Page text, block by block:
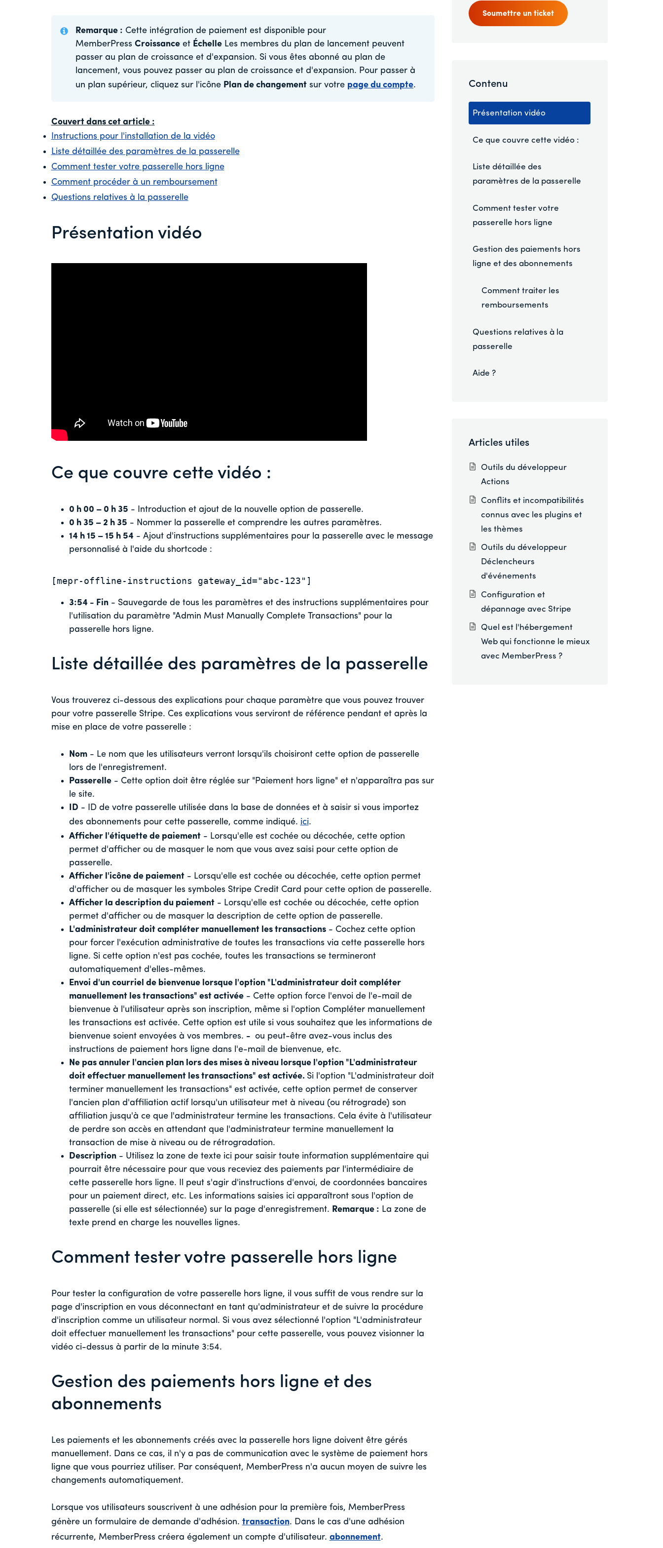
Remarque : Cette intégration de paiement est disponible pour
MemberPress Croissance et Échelle Les membres du plan de lancement peuvent
passer au plan de croissance et d'expansion. Si vous êtes abonné au plan de
lancement, vous pouvez passer au plan de croissance et d'expansion. Pour passer à
un plan supérieur, cliquez sur l'icône Plan de changement sur votre page du compte.
Couvert dans cet article :
Instructions pour l'installation de la vidéo
Liste détaillée des paramètres de la passerelle
Comment tester votre passerelle hors ligne
Comment procéder à un remboursement
Questions relatives à la passerelle
Présentation vidéo
Ce que couvre cette vidéo :
0 h 00 – 0 h 35 - Introduction et ajout de la nouvelle option de passerelle.
0 h 35 – 2 h 35 - Nommer la passerelle et comprendre les autres paramètres.
14 h 15 – 15 h 54 - Ajout d'instructions supplémentaires pour la passerelle avec le message
personnalisé à l'aide du shortcode :
[mepr-offline-instructions gateway_id="abc-123"]
3:54 - Fin- Sauvegarde de tous les paramètres et des instructions supplémentaires pour
l'utilisation du paramètre "Admin Must Manually Complete Transactions" pour la
passerelle hors ligne.
Liste détaillée des paramètres de la passerelle
Vous trouverez ci-dessous des explications pour chaque paramètre que vous pouvez trouver
pour votre passerelle Stripe. Ces explications vous serviront de référence pendant et après la
mise en place de votre passerelle :
Nom- Le nom que les utilisateurs verront lorsqu'ils choisiront cette option de passerelle
lors de l'enregistrement.
Passerelle- Cette option doit être réglée sur "Paiement hors ligne" et n'apparaîtra pas sur
le site.
ID - ID de votre passerelle utilisée dans la base de données et à saisir si vous importez
des abonnements pour cette passerelle, comme indiqué. ici.
Afficher l'étiquette de paiement- Lorsqu'elle est cochée ou décochée, cette option
permet d'afficher ou de masquer le nom que vous avez saisi pour cette option de
passerelle.
Afficher l'icône de paiement- Lorsqu'elle est cochée ou décochée, cette option permet
d'afficher ou de masquer les symboles Stripe Credit Card pour cette option de passerelle.
Afficher la description du paiement- Lorsqu'elle est cochée ou décochée, cette option
permet d'afficher ou de masquer la description de cette option de passerelle.
L'administrateur doit compléter manuellement les transactions- Cochez cette option
pour forcer l'exécution administrative de toutes les transactions via cette passerelle hors
ligne. Si cette option n'est pas cochée, toutes les transactions se termineront
automatiquement d'elles-mêmes.
Envoi d'un courriel de bienvenue lorsque l'option "L'administrateur doit compléter
manuellement les transactions" est activée- Cette option force l'envoi de l'e-mail de
bienvenue à l'utilisateur après son inscription, même si l'option Compléter manuellement
les transactions est activée. Cette option est utile si vous souhaitez que les informations de
bienvenue soient envoyées à vos membres. - ou peut-être avez-vous inclus des
instructions de paiement hors ligne dans l'e-mail de bienvenue, etc.
Ne pas annuler l'ancien plan lors des mises à niveau lorsque l'option "L'administrateur
doit effectuer manuellement les transactions" est activée. Si l'option "L'administrateur doit
terminer manuellement les transactions" est activée, cette option permet de conserver
l'ancien plan d'affiliation actif lorsqu'un utilisateur met à niveau (ou rétrograde) son
affiliation jusqu'à ce que l'administrateur termine les transactions. Cela évite à l'utilisateur
de perdre son accès en attendant que l'administrateur termine manuellement la
transaction de mise à niveau ou de rétrogradation.
Description- Utilisez la zone de texte ici pour saisir toute information supplémentaire qui
pourrait être nécessaire pour que vous receviez des paiements par l'intermédiaire de
cette passerelle hors ligne. Il peut s'agir d'instructions d'envoi, de coordonnées bancaires
pour un paiement direct, etc. Les informations saisies ici apparaîtront sous l'option de
passerelle (si elle est sélectionnée) sur la page d'enregistrement. Remarque : La zone de
texte prend en charge les nouvelles lignes.
Comment tester votre passerelle hors ligne
Pour tester la configuration de votre passerelle hors ligne, il vous suffit de vous rendre sur la
page d'inscription en vous déconnectant en tant qu'administrateur et de suivre la procédure
d'inscription comme un utilisateur normal. Si vous avez sélectionné l'option "L'administrateur
doit effectuer manuellement les transactions" pour cette passerelle, vous pouvez visionner la
vidéo ci-dessus à partir de la minute 3:54.
Gestion des paiements hors ligne et des
abonnements
Les paiements et les abonnements créés avec la passerelle hors ligne doivent être gérés
manuellement. Dans ce cas, il n'y a pas de communication avec le système de paiement hors
ligne que vous pourriez utiliser. Par conséquent, MemberPress n'a aucun moyen de suivre les
changements automatiquement.
Lorsque vos utilisateurs souscrivent à une adhésion pour la première fois, MemberPress
génère un formulaire de demande d'adhésion. transaction. Dans le cas d'une adhésion
récurrente, MemberPress créera également un compte d'utilisateur. abonnement.
Soumettre un ticket
Contenu
Présentation vidéo
Ce que couvre cette vidéo :
Liste détaillée des
paramètres de la passerelle
Comment tester votre
passerelle hors ligne
Gestion des paiements hors
ligne et des abonnements
Comment traiter les
remboursements
Questions relatives à la
passerelle
Aide ?
Articles utiles
Outils du développeur
Actions
Conflits et incompatibilités
connus avec les plugins et
les thèmes
Outils du développeur
Déclencheurs
d'événements
Configuration et
dépannage avec Stripe
Quel est l'hébergement
Web qui fonctionne le mieux
avec MemberPress ?